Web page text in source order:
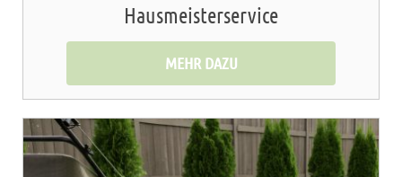
Hausmeisterservice
MEHR DAZU